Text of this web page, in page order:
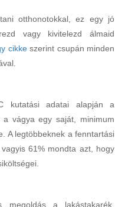
otthonotokkal, ez egy jó
vagy kivitelezd álmaid
cikkeszerint csupán minden
kutatási adatai alapján a
a vágya egy saját, minimum
A legtöbbeknek a fenntartási
61% mondta azt, hogy
megoldás a lakástakarék.